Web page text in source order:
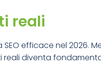
reali
efficace nel 2026.
reali diventa